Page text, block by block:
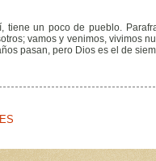
tiene un poco de pueblo.
vamos y venimos, vivimos
pasan, pero Dios es el de